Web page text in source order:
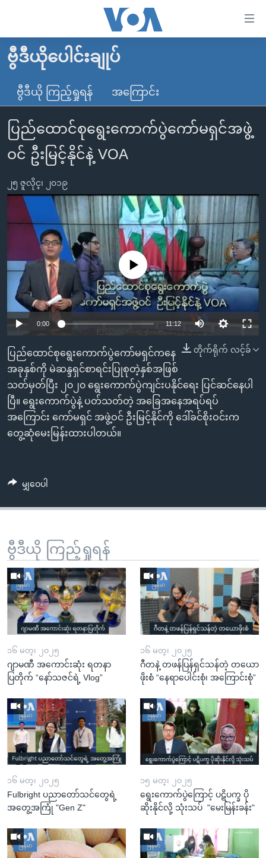
လွယ်ကူ
စေ
သည့်
Link
များ
ပင်မ
သို့
ကြည့်
အ
ညွန်း
စာမျက်နှာ
သို့
ကျော်
ကြည့်
ရန်
ရှာဖွေ
ရန်
နေရာ
သို့
မူလစာမျက်နှာ
မြန်မာ
ကမ္ဘာ့သတင်းများ
နိုင်ငံတကာ
အမေရိကန်
အစ္စရေး-ပါလက်စတိုင်း
ဗွီဒီယို
သတင်းလွတ်လပ်ခွင့်
ရပ်ဝန်းတခု လမ်းတခု အလွန်
အင်္ဂလိပ်စာလေ့လာမယ်
အမေရိကန်သုံးအီဒီယံ
မကြေးမုံရဲ့ အင်္ဂလိပ်စာ
ရုပ်ရှင်ထဲက အင်္ဂလိပ်စာ
သုတပဒေသာ အင်္ဂလိပ်စာ
အပတ်စဉ်ကဏ္ဍများ
ရေဒီယို
ရေဒီယိုနှင့်ရုပ်သံ အချက်အလက်များ
ရေဒီယို/တီဗွီအစီအစဉ်
Learning English
ဗွီအိုအေ လူမှုကွန်ယက်များ
ဘာသာစကားများ
ဗွီဒီယိုပေါင်းချုပ်
ဗွီဒီယို ကြည့်ရှုရန် အကြောင်း
ပြည်ထောင်စုရွေးကောက်ပွဲကော်မရှင်အဖွဲ့
ဝင် ဦးမြင့်နိုင်နဲ့ VOA
၂၅ ဇူလိုင္၊ ၂၀၁၉
No media source currently available
0:00 11:12
တိုက်ရိုက် လင့်ခ်
ပြည်ထောင်စုရွေးကောက်ပွဲကော်မရှင်ကနေ
အခုနှစ်ကို မဲဆန္ဒရှင်စာရင်းပြုစုတဲ့နှစ်အဖြစ်
သတ်မှတ်ပြီး ၂၀၂၀ ရွေးကောက်ပွဲကျင်းပနိုင်ရေး ပြင်ဆင်နေပါ
ပြီ။ ရွေးကောက်ပွဲနဲ့ ပတ်သတ်တဲ့ အခြေအနေအရပ်ရပ်
အကြောင်း ကော်မရှင် အဖွဲ့ဝင် ဦးမြင့်နိုင်ကို ဒေါ်ခင်စိုးဝင်းက
တွေ့ဆုံမေးမြန်းထားပါတယ်။
မျှဝေပါ
ဗွီဒီယို ကြည့်ရှုရန်
၁၆ မတ္၊ ၂၀၂၅
ဂျာမဏီ အကောင်းဆုံး ရတနာ
ပြတိုက် “နော်သဇင်ရဲ့ Vlog”
၁၆ မတ္၊ ၂၀၂၅
ဂီတနဲ့ တဖန်ပြန်ရှင်သန်တဲ့ တယော
ဖိုးစံ “နေရာပေါင်းစုံ၊ အကြောင်းစုံ”
၁၆ မတ္၊ ၂၀၂၅
Fulbright ပညာတော်သင်တွေရဲ့
အတွေ့အကြုံ "Gen Z"
၁၅ မတ္၊ ၂၀၂၅
ရွေးကောက်ပွဲကြောင့် ပဋိပက္ခ ပို
ဆိုးနိုင်လို့ သုံးသပ် "မေးမြန်းခန်း"